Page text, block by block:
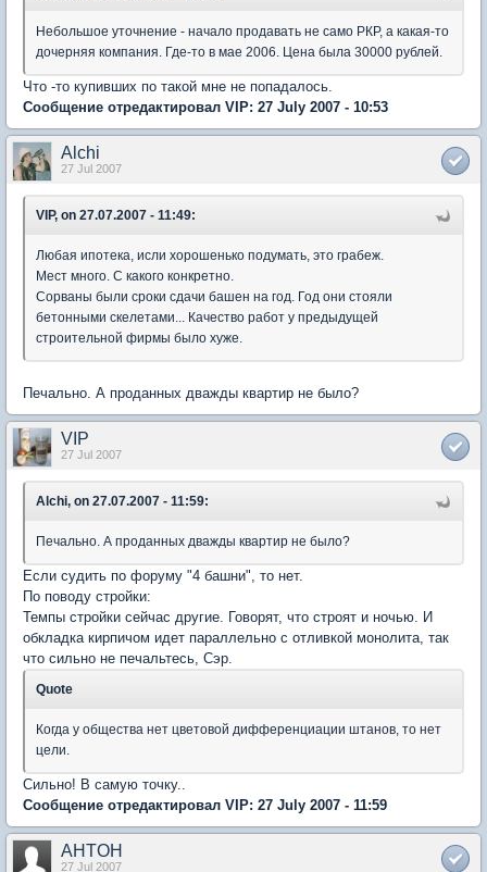
Небольшое уточнение - начало продавать не само РКР, а какая-то
дочерняя компания. Где-то в мае 2006. Цена была 30000 рублей.
Что -то купивших по такой мне не попадалось.
Сообщение отредактировал VIP: 27 July 2007 - 10:53
Alchi
27 Jul 2007
VIP, on 27.07.2007 - 11:49:
Любая ипотека, исли хорошенько подумать, это грабеж.
Мест много. С какого конкретно.
Сорваны были сроки сдачи башен на год. Год они стояли
бетонными скелетами... Качество работ у предыдущей
строительной фирмы было хуже.
Печально. А проданных дважды квартир не было?
VIP
27 Jul 2007
Alchi, on 27.07.2007 - 11:59:
Печально. А проданных дважды квартир не было?
Если судить по форуму "4 башни", то нет.
По поводу стройки:
Темпы стройки сейчас другие. Говорят, что строят и ночью. И
обкладка кирпичом идет параллельно с отливкой монолита, так
что сильно не печальтесь, Сэр.
Quote
Когда у общества нет цветовой дифференциации штанов, то нет
цели.
Сильно! В самую точку..
Сообщение отредактировал VIP: 27 July 2007 - 11:59
AHTOH
27 Jul 2007